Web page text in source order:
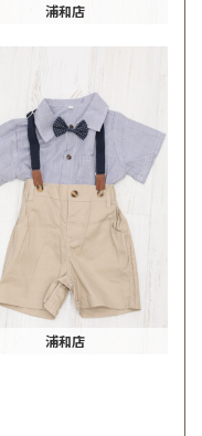
浦和店
浦和店